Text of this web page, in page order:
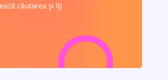
căutarea și îți